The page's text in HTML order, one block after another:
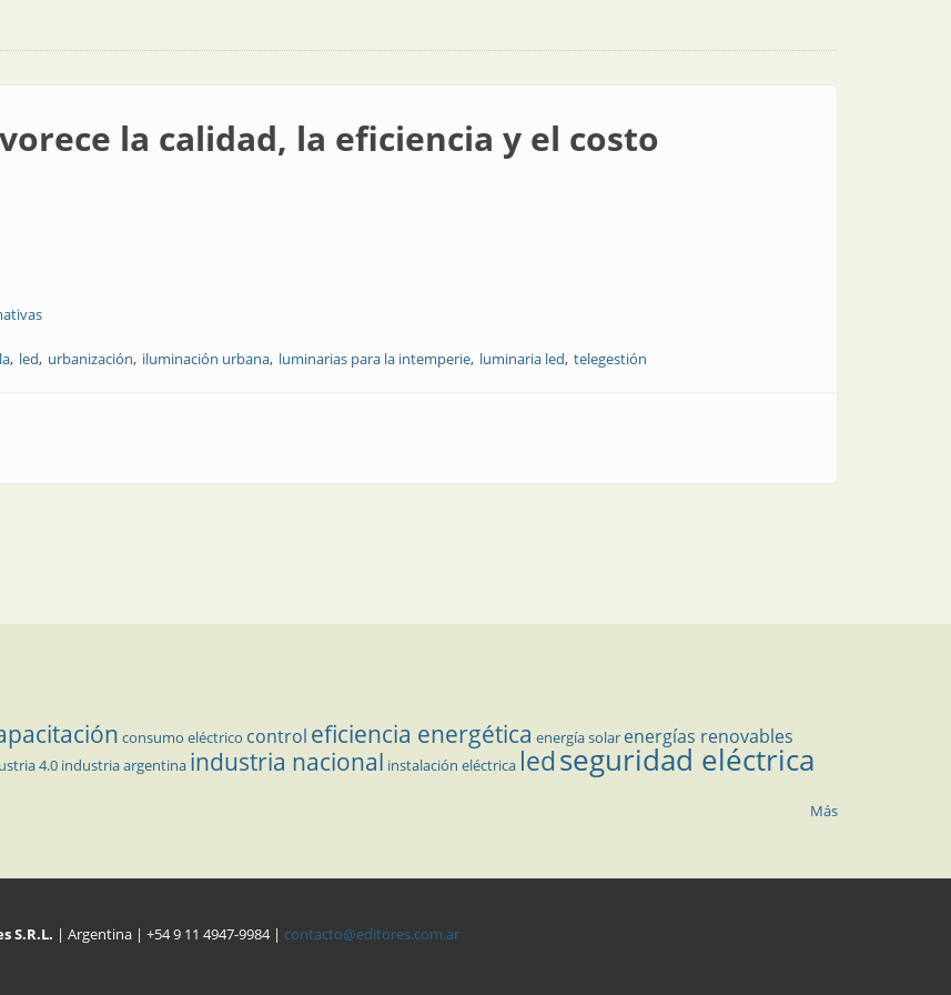
la calidad, la eficiencia y el costo
led urbanización iluminación urbana luminarias para la intemperie luminaria led telegestión
eficiencia y el costo
consumo eléctrico control eficiencia energética energía solar energías renovables
4.0 industria argentina industria nacional instalación eléctrica ledseguridad eléctrica
Más
S.R.L. | Argentina | +54 9 11 4947-9984 | contacto@editores.com.ar